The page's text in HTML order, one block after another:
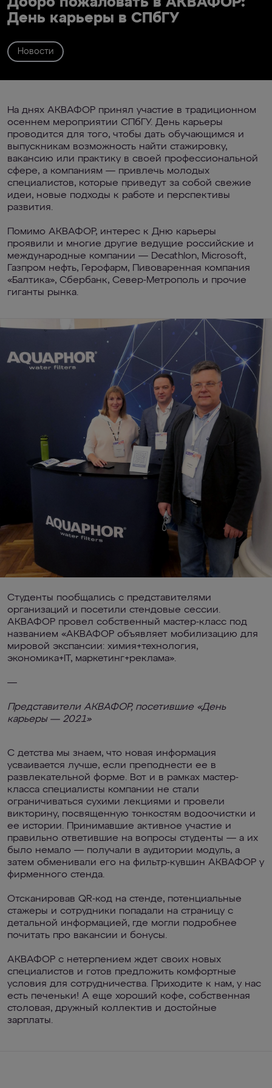
День карьеры в СПбГУ
Новости
На днях АКВАФОР принял участие в традиционном
осеннем мероприятии СПбГУ. День карьеры
проводится для того, чтобы дать обучающимся и
выпускникам возможность найти стажировку,
вакансию или практику в своей профессиональной
сфере, а компаниям — привлечь молодых
специалистов, которые приведут за собой свежие
идеи, новые подходы к работе и перспективы
развития.
Помимо АКВАФОР, интерес к Дню карьеры
проявили и многие другие ведущие российские и
международные компании — Decathlon, Microsoft,
Газпром нефть, Герофарм, Пивоваренная компания
«Балтика», Сбербанк, Север-Метрополь и прочие
гиганты рынка.
Студенты пообщались с представителями
организаций и посетили стендовые сессии.
АКВАФОР провел собственный мастер-класс под
названием «АКВАФОР объявляет мобилизацию для
мировой экспансии: химия+технология,
экономика+IT, маркетинг+реклама».
—
Представители АКВАФОР, посетившие «День
карьеры — 2021»
С детства мы знаем, что новая информация
усваивается лучше, если преподнести ее в
развлекательной форме. Вот и в рамках мастер-
класса специалисты компании не стали
ограничиваться сухими лекциями и провели
викторину, посвященную тонкостям водоочистки и
ее истории. Принимавшие активное участие и
правильно ответившие на вопросы студенты — а их
было немало — получали в аудитории модуль, а
затем обменивали его на фильтр-кувшин АКВАФОР у
фирменного стенда.
Отсканировав QR-код на стенде, потенциальные
стажеры и сотрудники попадали на страницу с
детальной информацией, где могли подробнее
почитать про вакансии и бонусы.
АКВАФОР с нетерпением ждет своих новых
специалистов и готов предложить комфортные
условия для сотрудничества. Приходите к нам, у нас
есть печеньки! А еще хороший кофе, собственная
столовая, дружный коллектив и достойные
зарплаты.